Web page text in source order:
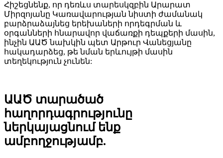
Հիշեցնենք, որ դեռևս տարեսկզբին Արարատ
Միրզոյանը Կառավարության նիստի ժամանակ
բարձրաձայնեց երեխաների որդեգրման և
օրգանների հնարավոր վաճառքի դեպքերի մասին,
ինչին ԱԱԾ նախկին պետ Արթուր Վանեցյանը
հակադարձեց, թե նման երևույթի մասին
տեղեկություն չունեն:
ԱԱԾ տարածած
հաղորդագրությունը
ներկայացնում ենք
ամբողջությամբ.